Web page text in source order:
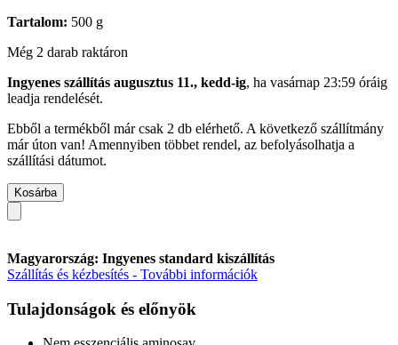
Tartalom: 500 g
Még 2 darab raktáron
Ingyenes szállítás augusztus 11., kedd-ig, ha vasárnap 23:59 óráig
leadja rendelését.
Ebből a termékből már csak 2 db elérhető. A következő szállítmány
már úton van! Amennyiben többet rendel, az befolyásolhatja a
szállítási dátumot.
Kosárba
Magyarország: Ingyenes standard kiszállítás
Szállítás és kézbesítés - További információk
Tulajdonságok és előnyök